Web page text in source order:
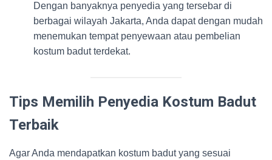
Dengan banyaknya penyedia yang tersebar di
berbagai wilayah Jakarta, Anda dapat dengan mudah
menemukan tempat penyewaan atau pembelian
kostum badut terdekat.
Tips Memilih Penyedia Kostum Badut
Terbaik
Agar Anda mendapatkan kostum badut yang sesuai